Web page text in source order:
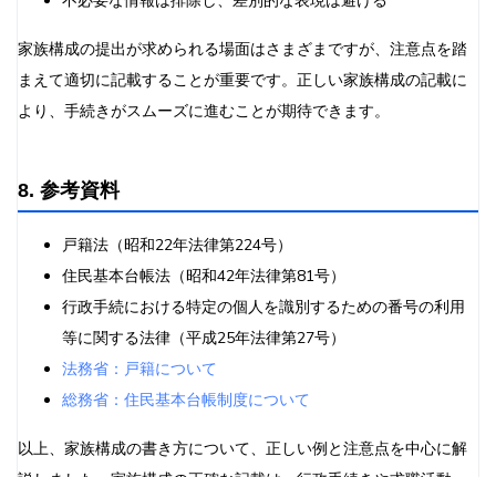
家族構成の提出が求められる場面はさまざまですが、注意点を踏
まえて適切に記載することが重要です。正しい家族構成の記載に
より、手続きがスムーズに進むことが期待できます。
8. 参考資料
戸籍法（昭和22年法律第224号）
住民基本台帳法（昭和42年法律第81号）
行政手続における特定の個人を識別するための番号の利用
等に関する法律（平成25年法律第27号）
法務省：戸籍について
総務省：住民基本台帳制度について
以上、家族構成の書き方について、正しい例と注意点を中心に解